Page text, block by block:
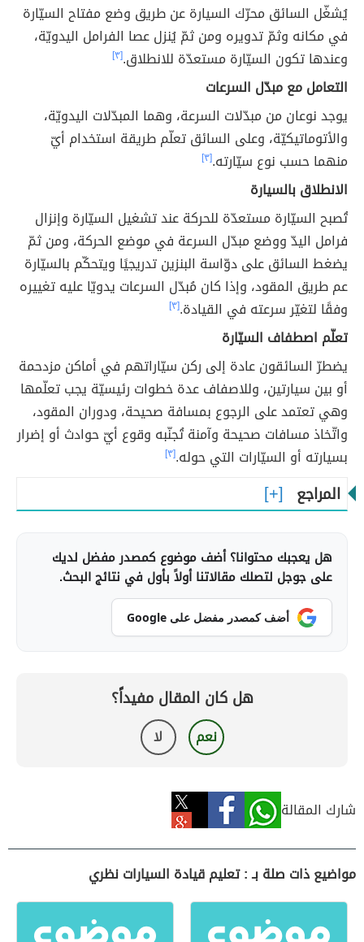
يُشغّل السائق محرّك السيارة عن طريق وضع مفتاح السيّارة
في مكانه وثمّ تدويره ومن ثمّ يُنزل عصا الفرامل اليدويّة،
وعندها تكون السيّارة مستعدّة للانطلاق.[٣]
التعامل مع مبدّل السرعات
يوجد نوعان من مبدّلات السرعة، وهما المبدّلات اليدويّة،
والأتوماتيكيّة، وعلى السائق تعلّم طريقة استخدام أيّ
منهما حسب نوع سيّارته.[٣]
الانطلاق بالسيارة
تُصبح السيّارة مستعدّة للحركة عند تشغيل السيّارة وإنزال
فرامل اليدّ ووضع مبدّل السرعة في موضع الحركة، ومن ثمّ
يضغط السائق على دوّاسة البنزين تدريجيًا ويتحكّم بالسيّارة
عم طريق المقود، وإذا كان مُبدّل السرعات يدويّا عليه تغييره
وفقًا لتغيّر سرعته في القيادة.[٣]
تعلّم اصطفاف السيّارة
يضطرّ السائقون عادة إلى ركن سيّاراتهم في أماكن مزدحمة
أو بين سيارتين، وللاصفاف عدة خطوات رئيسيّة يجب تعلّمها
وهي تعتمد على الرجوع بمسافة صحيحة، ودوران المقود،
واتّخاذ مسافات صحيحة وآمنة تُجنّبه وقوع أيّ حوادث أو إضرار
بسيارته أو السيّارات التي حوله.[٣]
المراجع
هل يعجبك محتوانا؟ أضف موضوع كمصدر مفضل لديك
على جوجل لتصلك مقالاتنا أولاً بأول في نتائج البحث.
أضف كمصدر مفضل على Google
هل كان المقال مفيداً؟
نعم لا
شارك المقالة
مواضيع ذات صلة بـ : تعليم قيادة السيارات نظري